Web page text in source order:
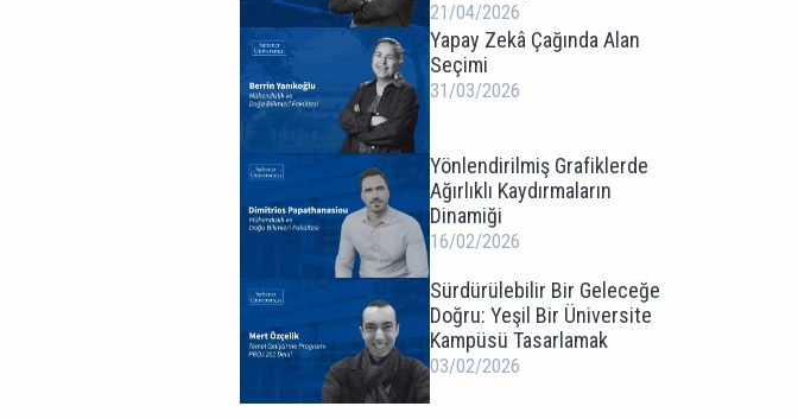
21/04/2026
Yapay Zekâ Çağında Alan
Seçimi
31/03/2026
Yönlendirilmiş Grafiklerde
Ağırlıklı Kaydırmaların
Dinamiği
16/02/2026
Sürdürülebilir Bir Geleceğe
Doğru: Yeşil Bir Üniversite
Kampüsü Tasarlamak
03/02/2026